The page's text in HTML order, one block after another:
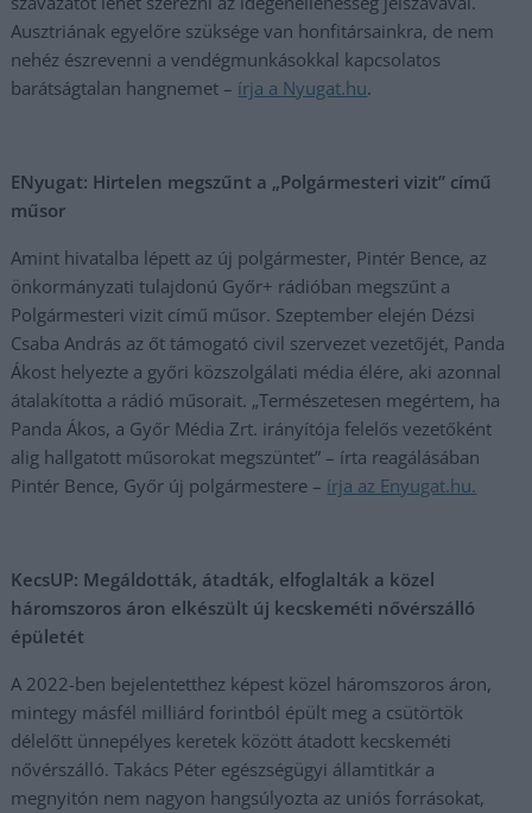
Ausztriának egyelőre szüksége van honfitársainkra, de nem
nehéz észrevenni a vendégmunkásokkal kapcsolatos
barátságtalan hangnemet – írja a Nyugat.hu.
ENyugat: Hirtelen megszűnt a „Polgármesteri vizit” című
műsor
Amint hivatalba lépett az új polgármester, Pintér Bence, az
önkormányzati tulajdonú Győr+ rádióban megszűnt a
Polgármesteri vizit című műsor. Szeptember elején Dézsi
Csaba András az őt támogató civil szervezet vezetőjét, Panda
Ákost helyezte a győri közszolgálati média élére, aki azonnal
átalakította a rádió műsorait. „Természetesen megértem, ha
Panda Ákos, a Győr Média Zrt. irányítója felelős vezetőként
alig hallgatott műsorokat megszüntet” – írta reagálásában
Pintér Bence, Győr új polgármestere – írja az Enyugat.hu.
KecsUP: Megáldották, átadták, elfoglalták a közel
háromszoros áron elkészült új kecskeméti nővérszálló
épületét
A 2022-ben bejelentetthez képest közel háromszoros áron,
mintegy másfél milliárd forintból épült meg a csütörtök
délelőtt ünnepélyes keretek között átadott kecskeméti
nővérszálló. Takács Péter egészségügyi államtitkár a
megnyitón nem nagyon hangsúlyozta az uniós forrásokat,